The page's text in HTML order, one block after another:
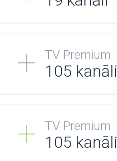
TV Premium
105 kanāli
TV Premium
105 kanāli